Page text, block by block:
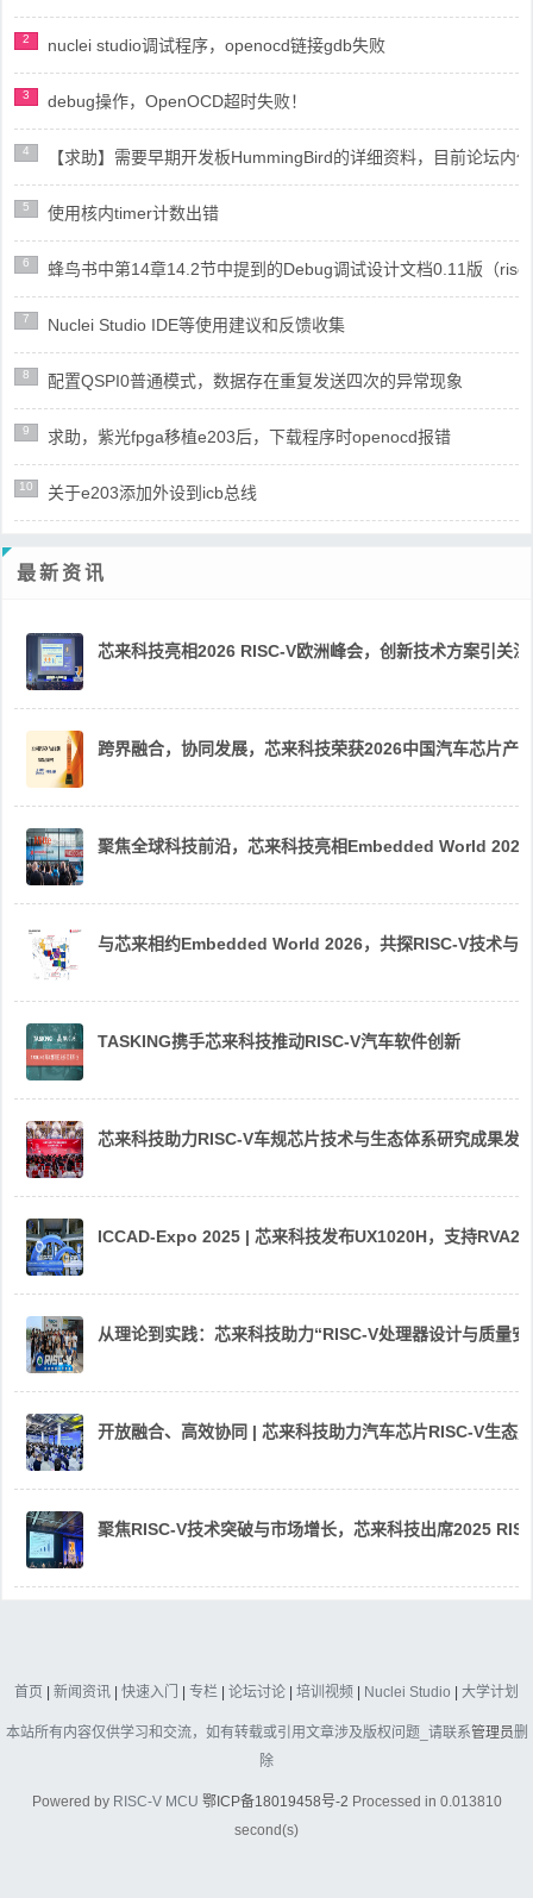
2 nuclei studio调试程序，openocd链接gdb失败
3 debug操作，OpenOCD超时失败！
4 【求助】需要早期开发板HummingBird的详细资料，目前论坛内
5 使用核内timer计数出错
6 蜂鸟书中第14章14.2节中提到的Debug调试设计文档0.11版（
7 Nuclei Studio IDE等使用建议和反馈收集
8 配置QSPI0普通模式，数据存在重复发送四次的异常现象
9 求助，紫光fpga移植e203后，下载程序时openocd报错
10 关于e203添加外设到icb总线
最新资讯
芯来科技亮相2026 RISC-V欧洲峰会，创新技术方案引关注
跨界融合，协同发展，芯来科技荣获2026中国汽车芯片产
聚焦全球科技前沿，芯来科技亮相Embedded World 2026
与芯来相约Embedded World 2026，共探RISC-V技术与
TASKING携手芯来科技推动RISC-V汽车软件创新
芯来科技助力RISC-V车规芯片技术与生态体系研究成果发
ICCAD-Expo 2025 | 芯来科技发布UX1020H，支持
从理论到实践：芯来科技助力“RISC-V处理器设计与质量
开放融合、高效协同 | 芯来科技助力汽车芯片RISC-V生态
聚焦RISC-V技术突破与市场增长，芯来科技出席2025
首页 新闻资讯 快速入门 专栏 论坛讨论 培训视频 Nuclei Studio 大学计划
本站所有内容仅供学习和交流，如有转载或引用文章涉及版权问题_请联系管理员删
除
Powered by RISC-V MCU 鄂ICP备18019458号-2 Processed in 0.013810
second(s)